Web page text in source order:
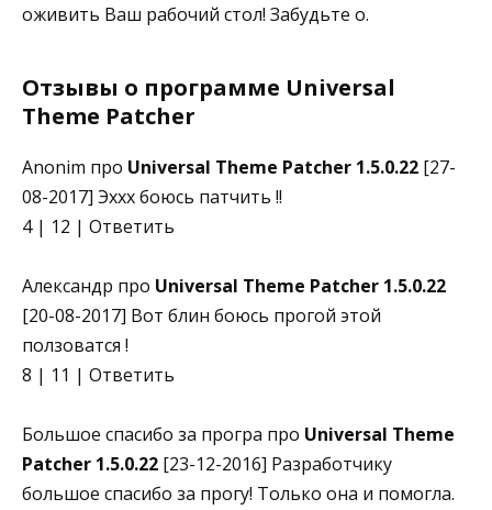
оживить Ваш рабочий стол! Забудьте о.
Отзывы о программе Universal
Theme Patcher
Anonim про Universal Theme Patcher 1.5.0.22 [27-
08-2017] Эххх боюсь патчить !!
4 | 12 | Ответить
Александр про Universal Theme Patcher 1.5.0.22
[20-08-2017] Вот блин боюсь прогой этой
ползоватся !
8 | 11 | Ответить
Большое спасибо за програ про Universal Theme
Patcher 1.5.0.22 [23-12-2016] Разработчику
большое спасибо за прогу! Только она и помогла.